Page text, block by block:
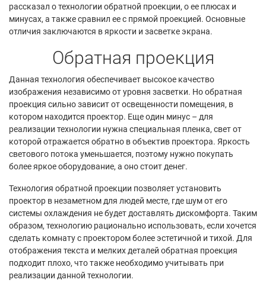
рассказал о технологии обратной проекции, о ее плюсах и
минусах, а также сравнил ее с прямой проекцией. Основные
отличия заключаются в яркости и засветке экрана.
Обратная проекция
Данная технология обеспечивает высокое качество
изображения независимо от уровня засветки. Но обратная
проекция сильно зависит от освещенности помещения, в
котором находится проектор. Еще один минус – для
реализации технологии нужна специальная пленка, свет от
которой отражается обратно в объектив проектора. Яркость
светового потока уменьшается, поэтому нужно покупать
более яркое оборудование, а оно стоит денег.
Технология обратной проекции позволяет установить
проектор в незаметном для людей месте, где шум от его
системы охлаждения не будет доставлять дискомфорта. Таким
образом, технологию рационально использовать, если хочется
сделать комнату с проектором более эстетичной и тихой. Для
отображения текста и мелких деталей обратная проекция
подходит плохо, что также необходимо учитывать при
реализации данной технологии.